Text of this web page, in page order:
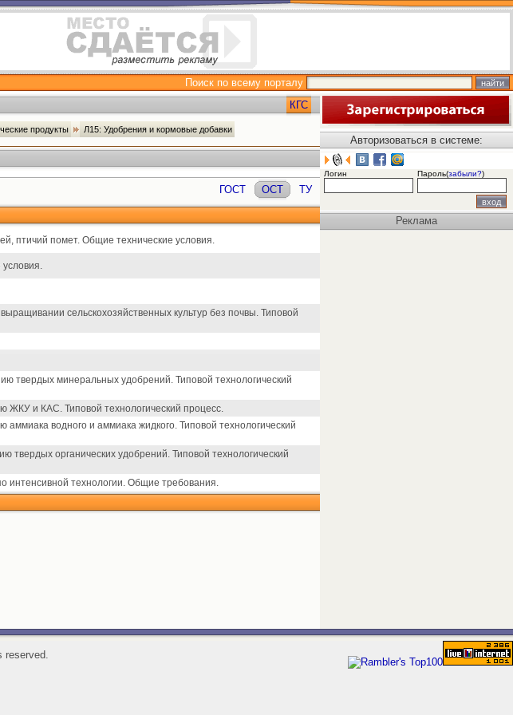
Поиск по всему порталу
КГС
продукты Л15: Удобрения и кормовые добавки
ГОСТ ОСТ ТУ
птичий помет. Общие технические условия.
условия.
сельскохозяйственных культур без почвы. Типовой
твердых минеральных удобрений. Типовой технологический
ЖКУ и КАС. Типовой технологический процесс.
водного и аммиака жидкого. Типовой технологический
твердых органических удобрений. Типовой технологический
технологии. Общие требования.
Авторизоваться в системе:
Логин Пароль(забыли?)
Реклама
reserved.